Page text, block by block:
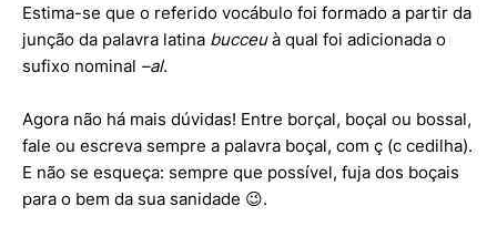
Estima-se que o referido vocábulo foi formado a partir da
junção da palavra latina bucceuà qual foi adicionada o
sufixo nominal –al.
Agora não há mais dúvidas! Entre borçal, boçal ou bossal,
fale ou escreva sempre a palavra boçal, com ç (c cedilha).
E não se esqueça: sempre que possível, fuja dos boçais
para o bem da sua sanidade 😉.